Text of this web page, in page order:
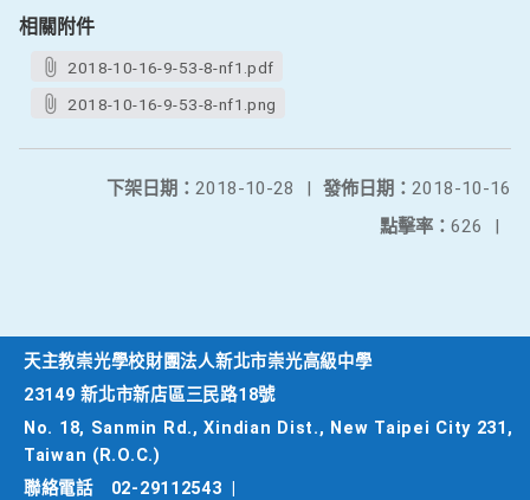
相關附件
2018-10-16-9-53-8-nf1.pdf
2018-10-16-9-53-8-nf1.png
發佈日期： 2018-10-16
下架日期： 2018-10-28
|
點擊率： 626 |
天主教崇光學校財團法人新北市崇光高級中學
23149 新北市新店區三民路18號
No. 18, Sanmin Rd., Xindian Dist., New Taipei City 231,
Taiwan (R.O.C.)
聯絡電話
02-29112543